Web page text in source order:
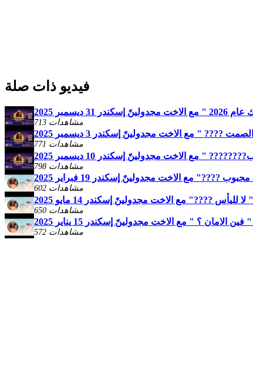
فيديو ذات صلة
ديسمبر 2025
713 مشاهدات
" مع الاخت مجدولينً إسكندر 3 ديسمبر 2025
771 مشاهدات
" مع الاخت مجدولينً إسكندر 10 ديسمبر 2025
798 مشاهدات
????" مع الاخت مجدولينً إسكندر 19 فبراير 2025
602 مشاهدات
????" مع الاخت مجدولينً إسكندر 14 مايو 2025
650 مشاهدات
الامان ؟ " مع الاخت مجدولينً إسكندر 15 يناير 2025
572 مشاهدات